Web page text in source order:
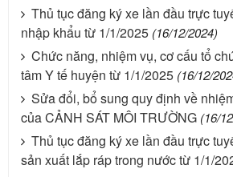
Thủ tục đăng ký xe lần đầu trực
nhập khẩu từ 1/1/2025 (16/12/2024)
Chức năng, nhiệm vụ, cơ cấu tổ
tâm Y tế huyện từ 1/1/2025 (16/12/
Sửa đổi, bổ sung quy định về
của CẢNH SÁT MÔI TRƯỜNG (16/
Thủ tục đăng ký xe lần đầu trực
sản xuất lắp ráp trong nước từ 1/1/